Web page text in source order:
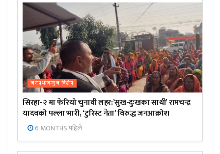
जनप्रभाबन्युज विशेष
सिरहा-२ मा फेरियो चुनावी लहर:’सुख-दुःखका साथी’ रामचन्द्र
यादवको पल्ला भारी, ‘टुरिस्ट नेता’ विरुद्ध जनआक्रोश
6 MONTHS पहिले